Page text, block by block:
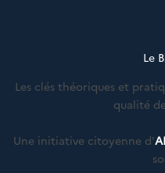
Le
Les clés théoriques et
qualité
Une initiative citoyenne d'